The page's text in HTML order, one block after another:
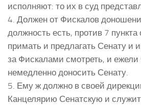
исполняют: то их в суд
4. Должен от Фискалов
должность есть, против 7
примать и предлагать Сенату и
за Фискалами смотреть, и ежели
немедленно доносить Сенату.
5. Ему ж должно в своей
Канцелярию Сенатскую и